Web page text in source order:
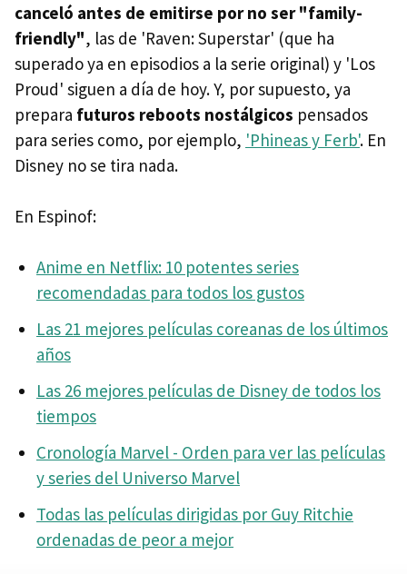
canceló antes de emitirse por no ser "family-
friendly", las de 'Raven: Superstar' (que ha
superado ya en episodios a la serie original) y 'Los
Proud' siguen a día de hoy. Y, por supuesto, ya
prepara futuros reboots nostálgicos pensados
para series como, por ejemplo, 'Phineas y Ferb'. En
Disney no se tira nada.
En Espinof:
Anime en Netflix: 10 potentes series
recomendadas para todos los gustos
Las 21 mejores películas coreanas de los últimos
años
Las 26 mejores películas de Disney de todos los
tiempos
Cronología Marvel - Orden para ver las películas
y series del Universo Marvel
Todas las películas dirigidas por Guy Ritchie
ordenadas de peor a mejor